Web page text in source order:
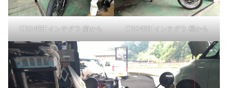
CBX400Fインテグラ-前から CBX400Fインテグラ-横から